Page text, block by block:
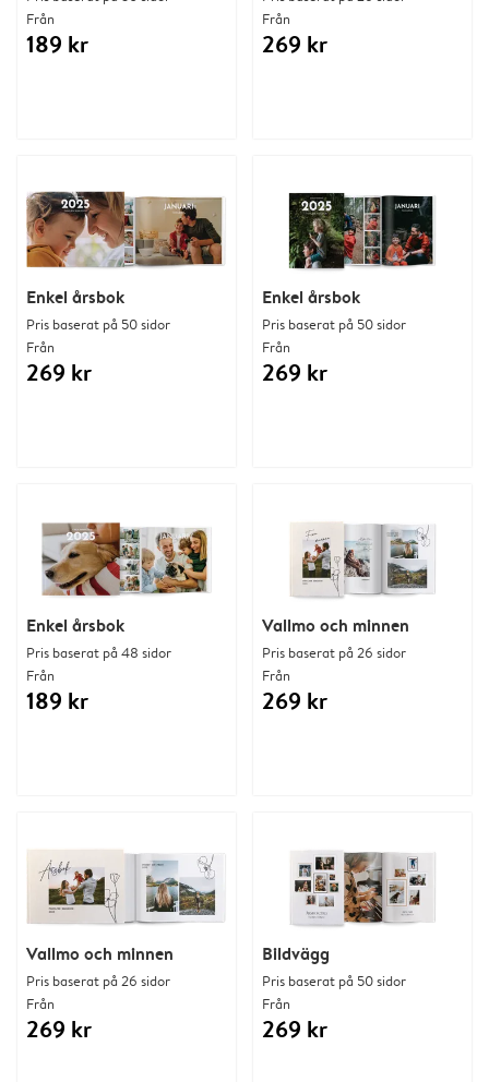
Från
269 kr
Enkel årsbok
Pris baserat på 50 sidor
Från
269 kr
Enkel årsbok
Pris baserat på 50 sidor
Från
269 kr
Enkel årsbok
Pris baserat på 48 sidor
Från
189 kr
Vallmo och minnen
Pris baserat på 26 sidor
Från
269 kr
Vallmo och minnen
Pris baserat på 26 sidor
Från
269 kr
Bildvägg
Pris baserat på 50 sidor
Från
269 kr
Från
189 kr